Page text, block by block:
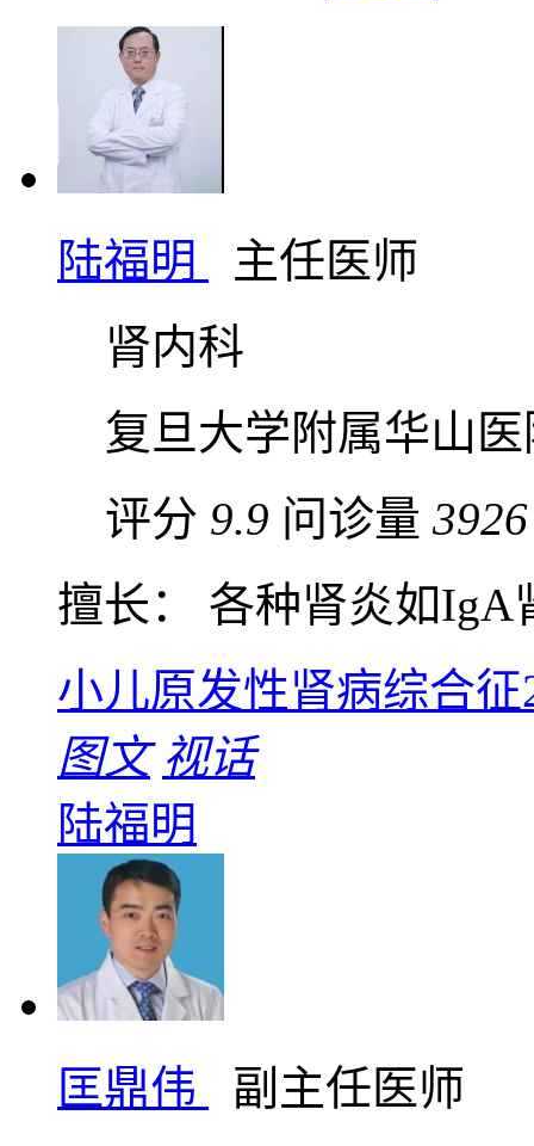
陆福明
主任医师
肾内科
复旦大学附属华山医
评分 9.9 问诊量 3926
擅长： 各种肾炎如IgA
小儿原发性肾病综合征
图文 视话
陆福明
匡鼎伟
副主任医师